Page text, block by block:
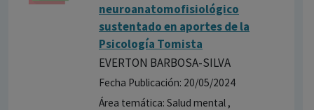
neuroanatomofisiológico
sustentado en aportes de la
Psicología Tomista
EVERTON BARBOSA-SILVA
Fecha Publicación: 20/05/2024
Área temática: Salud mental ,